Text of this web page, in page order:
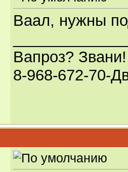
Ваал, нужны
Вапроз? Звани!
8-968-672-70-